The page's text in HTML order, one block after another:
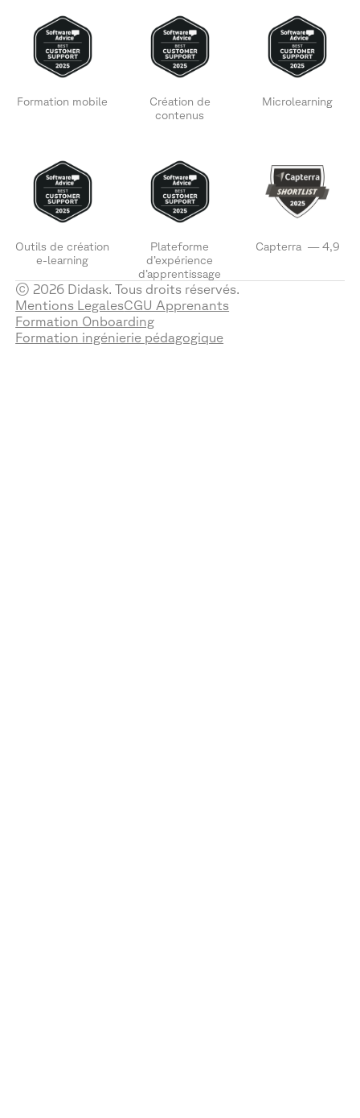
Formation mobile
Création de
contenus
Microlearning
Outils de création
e-learning
Plateforme
d’expérience
d’apprentissage
Capterra — 4,9
© 2026 Didask. Tous droits réservés.
Mentions LegalesCGU Apprenants
Formation Onboarding
Formation ingénierie pédagogique